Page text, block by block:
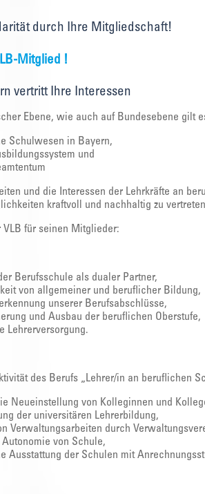
durch Ihre Mitgliedschaft!
Mitglied !
vertritt Ihre Interessen
Ebene, wie auch auf Bundesebene gilt
Schulwesen in Bayern,
und
und die Interessen der Lehrkräfte an
kraftvoll und nachhaltig zu
VLB für seinen Mitglieder:
Berufsschule als dualer Partner,
von allgemeiner und beruflicher Bildung,
unserer Berufsabschlüsse,
und Ausbau der beruflichen Oberstufe,
Lehrerversorgung.
des Berufs „Lehrer/in an beruflichen
Neueinstellung von Kolleginnen und
der universitären Lehrerbildung,
Verwaltungsarbeiten durch
von Schule,
Ausstattung der Schulen mit